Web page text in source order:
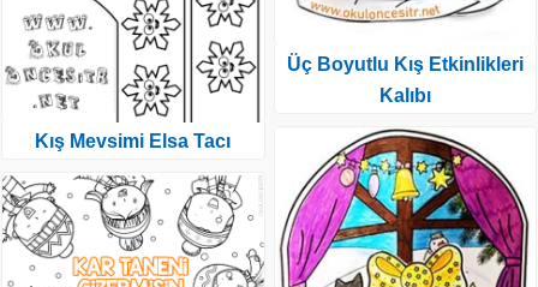
Kış Mevsimi Elsa Tacı
Üç Boyutlu Kış Etkinlikleri
Kalıbı